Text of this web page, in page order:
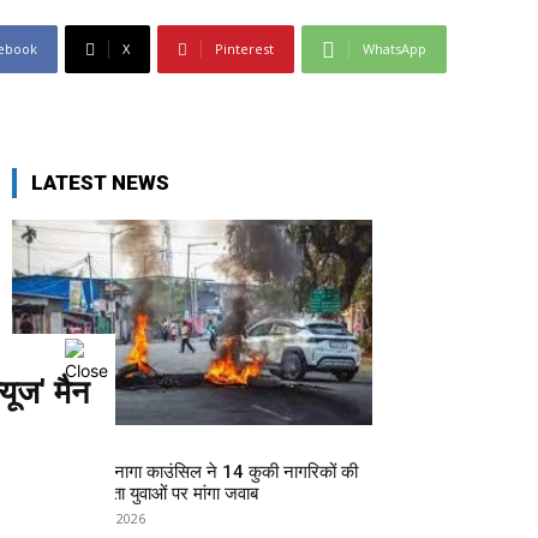
X Pinterest WhatsApp
LATEST NEWS
मणिपुर में तनाव: नागा काउंसिल ने 14 कुकी नागरिकों की
रिहाई रोकी, लापता युवाओं पर मांगा जवाब
June 1, 2026
मैन